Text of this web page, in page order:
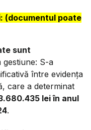
(documentul poate
sunt
gestiune: S-a
între evidența
care a determinat
lei în anul
.